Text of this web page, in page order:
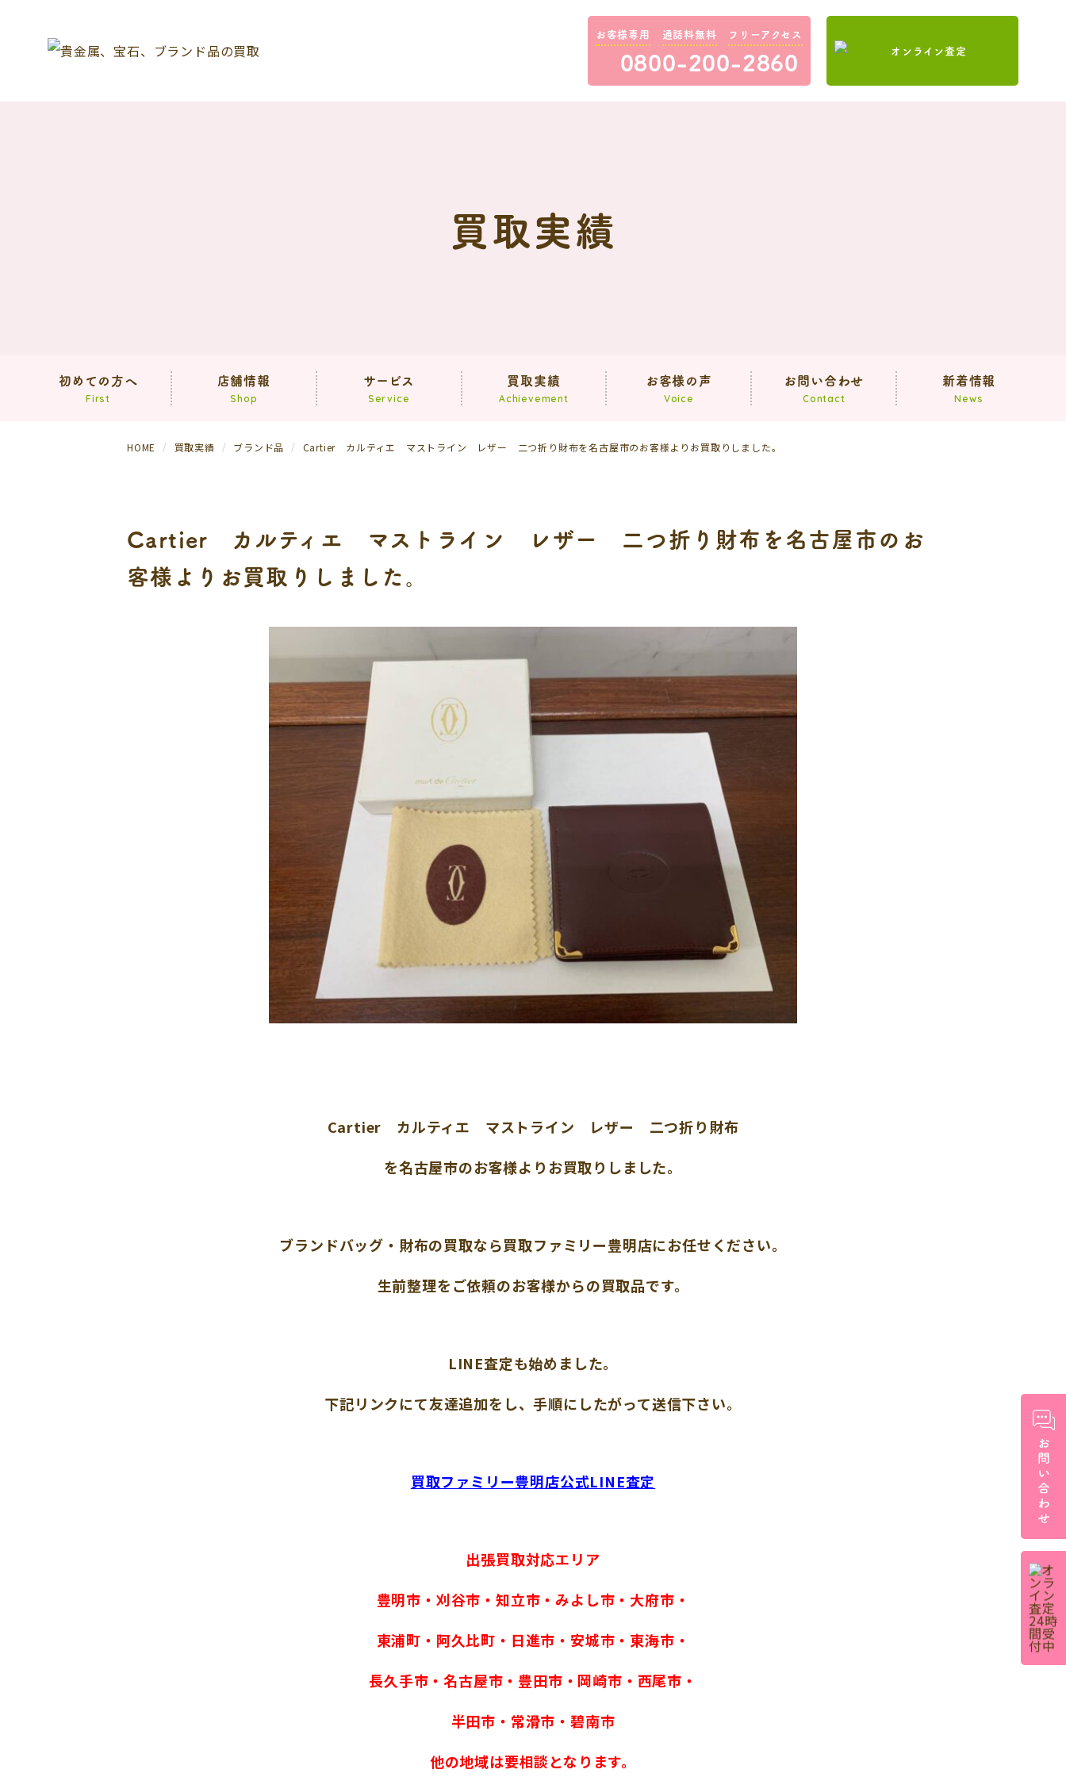
お客様専用 通話料無料 フリーアクセス
0800-200-2860
買取実績
初めての方へ
First
よくあるご質問
店舗情報
Shop
サービス
Service
買取
買取実績
Achievement
お客様の声
Voice
お問い合わせ
Contact
新着情報
News
HOME 買取実績 ブランド品 Cartier カルティエ マストライン レザー 二つ折り財布を名古屋市のお客様よりお買取りしました。
Cartier カルティエ マストライン レザー 二つ折り財布を名古屋市のお
客様よりお買取りしました。
Cartier カルティエ マストライン レザー 二つ折り財布
を名古屋市のお客様よりお買取りしました。
ブランドバッグ・財布の買取なら買取ファミリー豊明店にお任せください。
生前整理をご依頼のお客様からの買取品です。
LINE査定も始めました。
下記リンクにて友達追加をし、手順にしたがって送信下さい。
買取ファミリー豊明店公式LINE査定
出張買取対応エリア
豊明市・刈谷市・知立市・みよし市・大府市・
東浦町・阿久比町・日進市・安城市・東海市・
長久手市・名古屋市・豊田市・岡崎市・西尾市・
半田市・常滑市・碧南市
他の地域は要相談となります。